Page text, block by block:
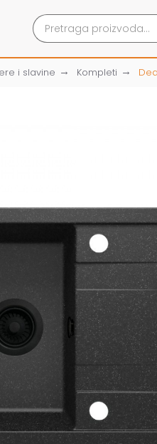
i slavine Kompleti